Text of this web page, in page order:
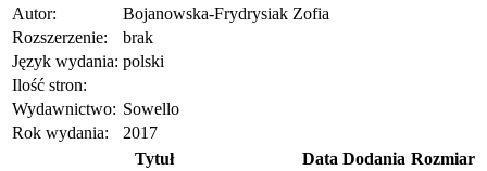
Autor:
Bojanowska-Frydrysiak Zofia
Rozszerzenie:
brak
Język wydania: polski
Ilość stron:
Wydawnictwo: Sowello
Rok wydania:
2017
Tytuł
Data Dodania Rozmiar